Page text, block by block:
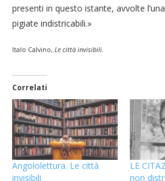
presenti in questo istante, avvolte
pigiate indistricabili.»
Italo Calvino, Le città invisibili.
Correlati
Angololettura. Le città
invisibili
LE
non